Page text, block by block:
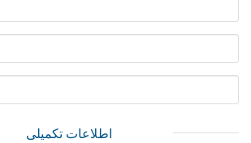
اطلاعات تکمیلی